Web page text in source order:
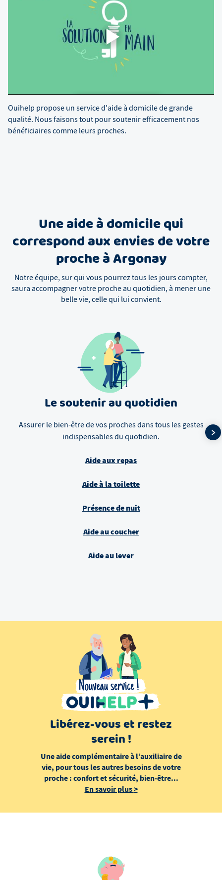
Ouihelp propose un service d'aide à domicile de grande
qualité. Nous faisons tout pour soutenir efficacement nos
bénéficiaires comme leurs proches.
Une aide à domicile qui
correspond aux envies de votre
proche à Argonay
Notre équipe, sur qui vous pourrez tous les jours compter,
saura accompagner votre proche au quotidien, à mener une
belle vie, celle qui lui convient.
Le soutenir au quotidien
Assurer le bien-être de vos proches dans tous les gestes
indispensables du quotidien.
Aide aux repas
Aide à la toilette
Présence de nuit
Aide au coucher
Aide au lever
Libérez-vous et restez
serein !
Une aide complémentaire à l’auxiliaire de
vie, pour tous les autres besoins de votre
proche : confort et sécurité, bien-être...
En savoir plus>